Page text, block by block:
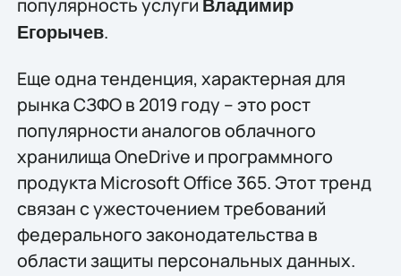
Владимир
Егорычев.
Еще одна тенденция, характерная для
рынка СЗФО в 2019 году – это рост
популярности аналогов облачного
хранилища OneDrive и программного
продукта Microsoft Office 365. Этот тренд
связан с ужесточением требований
федерального законодательства в
области защиты персональных данных.